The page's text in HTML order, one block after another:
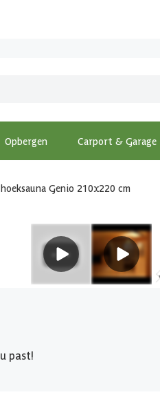
Opbergen Carport & Garage
Genio 210x220 cm
past!